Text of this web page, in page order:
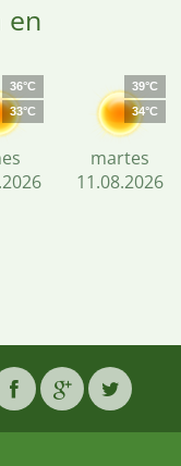
en
36°C
33°C
39°C
34°C
martes
11.08.2026